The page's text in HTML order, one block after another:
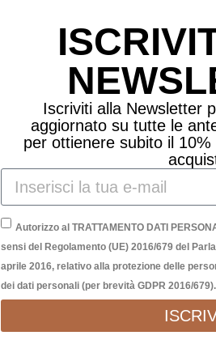
Prodotti
Iscriviti alla Newsletter
aggiornato su tutte le
per ottienere subito il
Autorizzo al TRATTAMENTO DATI
sensi del Regolamento (UE) 2016/679 del
aprile 2016, relativo alla protezione delle
dei dati personali (per brevità GDPR 2016/679).